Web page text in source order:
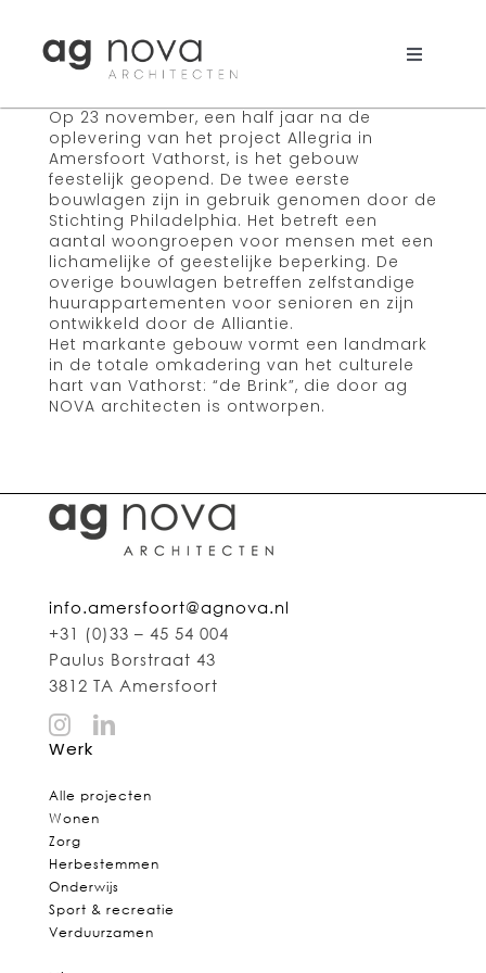
content
Toggle
Werk
Nieuws
Aanpak
Bureau
Search
for:
Op 23 november, een half jaar na de
oplevering van het project Allegria in
Amersfoort Vathorst, is het gebouw
feestelijk geopend. De twee eerste
bouwlagen zijn in gebruik genomen door de
Stichting Philadelphia. Het betreft een
aantal woongroepen voor mensen met een
lichamelijke of geestelijke beperking. De
overige bouwlagen betreffen zelfstandige
huurappartementen voor senioren en zijn
ontwikkeld door de Alliantie.
Het markante gebouw vormt een landmark
in de totale omkadering van het culturele
hart van Vathorst: “de Brink”, die door ag
NOVA architecten is ontworpen.
info.amersfoort@agnova.nl
+31 (0)33 – 45 54 004
Paulus Borstraat 43
3812 TA Amersfoort
Werk
Alle projecten
Wonen
Zorg
Herbestemmen
Onderwijs
Sport & recreatie
Verduurzamen